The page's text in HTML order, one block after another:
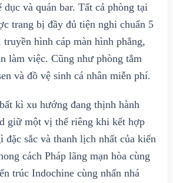
và quán bar. Tất cả phòng tại
trang bị đầy đủ tiện nghi chuẩn 5
truyền hình cáp màn hình phẳng,
làm việc. Cũng như phòng tắm
và đồ vệ sinh cá nhân miễn phí.
kì xu hướng đang thịnh hành
giữ một vị thế riêng khi kết hợp
đặc sắc và thanh lịch nhất của kiến
cách Pháp lãng mạn hòa cùng
trúc Indochine cùng nhấn nhá